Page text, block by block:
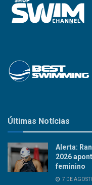
Últimas Notícias
Alerta:
2026
feminino
7 DE